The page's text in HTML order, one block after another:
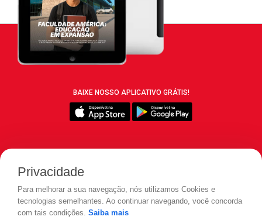
BAIXE NOSSO APLICATIVO GRÁTIS!
Privacidade
Para melhorar a sua navegação, nós utilizamos Cookies e
tecnologias semelhantes. Ao continuar navegando, você concorda
com tais condições. Saiba mais